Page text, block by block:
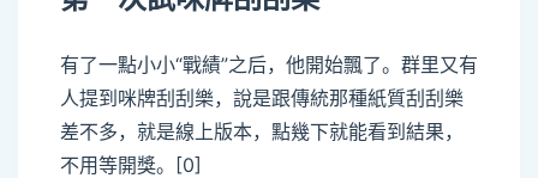
有了一點小小“戰績”之后，他開始飄了。群里又有
人提到咪牌刮刮樂，說是跟傳統那種紙質刮刮樂
差不多，就是線上版本，點幾下就能看到結果，
不用等開獎。[0]